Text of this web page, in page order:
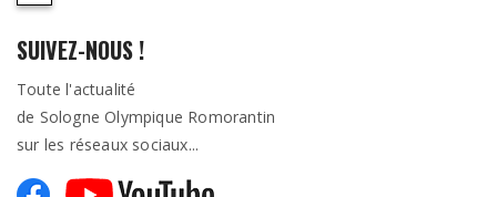
SUIVEZ-NOUS !
Toute l'actualité
de Sologne Olympique Romorantin
sur les réseaux sociaux...